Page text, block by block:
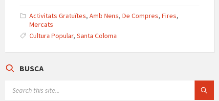
p
p
o
k
m
m
p
ar
te
Activitats Gratuïtes, Amb Nens, De Compres, Fires,
Mercats
Cultura Popular, Santa Coloma
BUSCA